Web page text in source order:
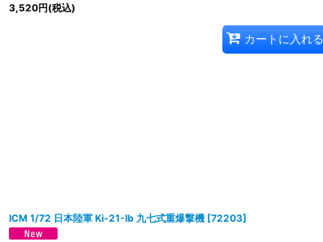
3,520円(税込)
カートに入れる
ICM 1/72 日本陸軍 Ki-21-Ib 九七式重爆撃機 [72203]